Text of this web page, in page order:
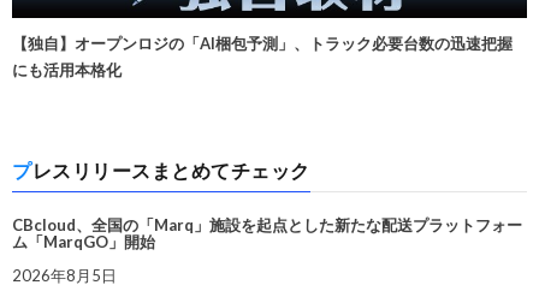
【独自】オープンロジの「AI梱包予測」、トラック必要台数の迅速把握
にも活用本格化
プレスリリースまとめてチェック
CBcloud、全国の「Marq」施設を起点とした新たな配送プラットフォー
ム「MarqGO」開始
2026年8月5日